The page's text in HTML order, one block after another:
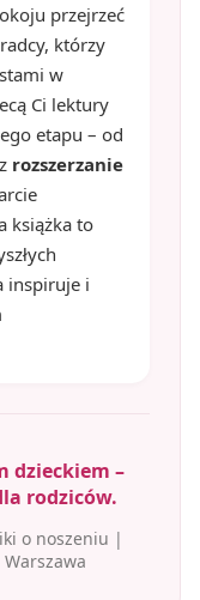
przejrzeć
którzy
w
Ci lektury
etapu – od
rozszerzanie
książka to
inspiruje i
dzieckiem –
rodziców.
o noszeniu |